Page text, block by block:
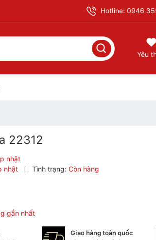
Hotline: 0946
Yêu
22312
nhật
nhật | Tình trạng: Còn hàng
gần nhất
Giao hàng toàn quốc